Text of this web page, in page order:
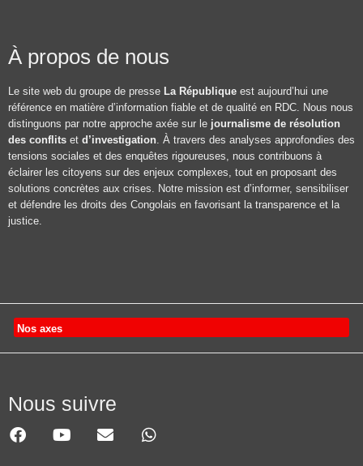
À propos de nous
Le site web du groupe de presse La République est aujourd’hui une
référence en matière d’information fiable et de qualité en RDC. Nous nous
distinguons par notre approche axée sur le journalisme de résolution
des conflits et d’investigation. À travers des analyses approfondies des
tensions sociales et des enquêtes rigoureuses, nous contribuons à
éclairer les citoyens sur des enjeux complexes, tout en proposant des
solutions concrètes aux crises. Notre mission est d’informer, sensibiliser
et défendre les droits des Congolais en favorisant la transparence et la
justice.
Nos axes
Nous suivre